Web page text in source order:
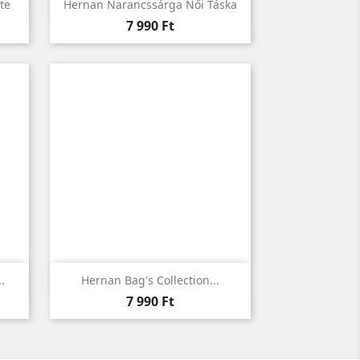
Hernan Narancssárga Női Táska
Ár
7 990 Ft

Hernan Bag's Collection...
Ár
7 990 Ft
 Előnézet